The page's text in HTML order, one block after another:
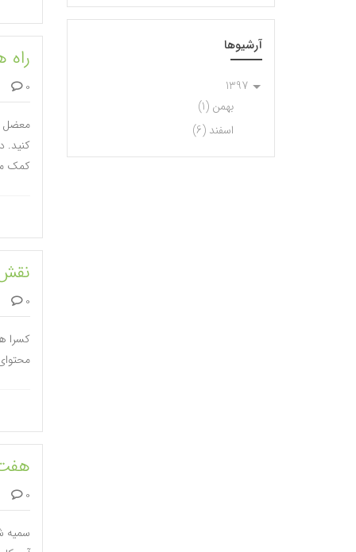
آرشیوها
1397
بهمن (1)
اسفند (6)
راه
0 دیدگاه
معضل
کنید.
کمک
0 دیدگاه
کسرا
0 دیدگاه
سمیه